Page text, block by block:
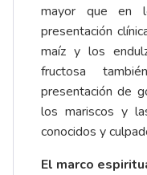
mayor que en
presentación
maíz y los
fructosa
presentación de
los mariscos y
conocidos y
El marco